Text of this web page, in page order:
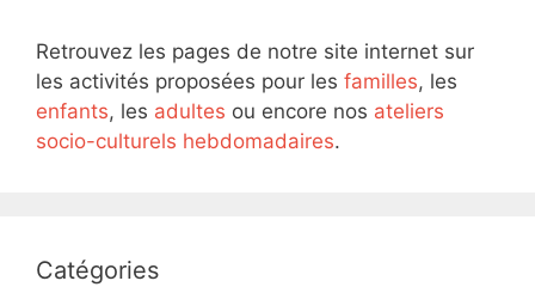
Retrouvez les pages de notre site internet sur
les activités proposées pour les familles, les
enfants, les adultes ou encore nos ateliers
socio-culturels hebdomadaires.
Catégories